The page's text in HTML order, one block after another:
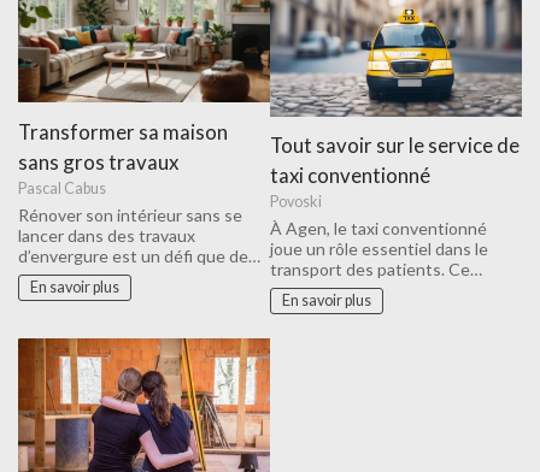
Transformer sa maison
sans gros travaux
Pascal Cabus
Rénover son intérieur sans se
lancer dans des travaux
d’envergure est un défi que de…
En savoir plus
Tout savoir sur le service de
taxi conventionné
Povoski
À Agen, le taxi conventionné
joue un rôle essentiel dans le
transport des patients. Ce…
En savoir plus